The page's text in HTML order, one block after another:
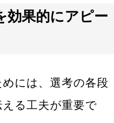
効果的にアピー
には、選考の各段
る工夫が重要で